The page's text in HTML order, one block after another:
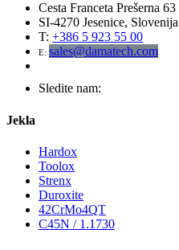
Cesta Franceta Prešerna 63
SI-4270 Jesenice, Slovenija
T: +386 5 923 55 00
E: sales@damatech.com
Sledite nam:
Jekla
Hardox
Toolox
Strenx
Duroxite
42CrMo4QT
C45N / 1.1730